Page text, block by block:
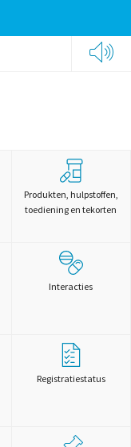
Produkten, hulpstoffen,
toediening en tekorten
Interacties
Registratiestatus